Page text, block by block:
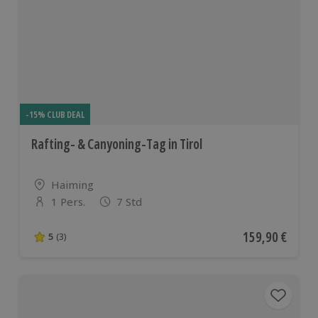
-15% CLUB DEAL
Rafting- & Canyoning-Tag in Tirol
Standort
Haiming
Anzahl der Teilnehmer
1 Pers. 7 Std
5 von 5 Sternen basierend auf 3 Bewertungen
5 (3) Aktueller Preis
159,90 €